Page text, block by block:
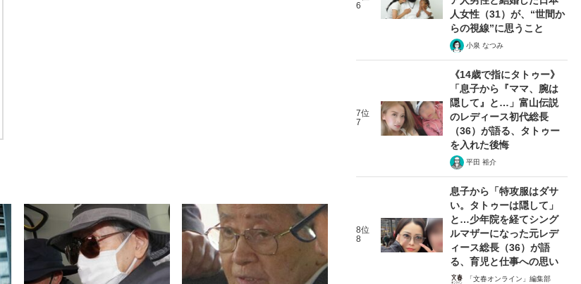
6
人女性（31）が、“世間か
らの視線”に思うこと
小泉 なつみ
7位
7
《14歳で指にタトゥー》
「息子から『ママ、腕は
隠して』と…」富山伝説
のレディース初代総長
（36）が語る、タトゥー
を入れた後悔
平田 裕介
8位
8
息子から「特攻服はダサ
い。タトゥーは隠して」
と…少年院を経てシング
ルマザーになった元レデ
ィース総長（36）が語
る、育児と仕事への思い
「文春オンライン」編集部